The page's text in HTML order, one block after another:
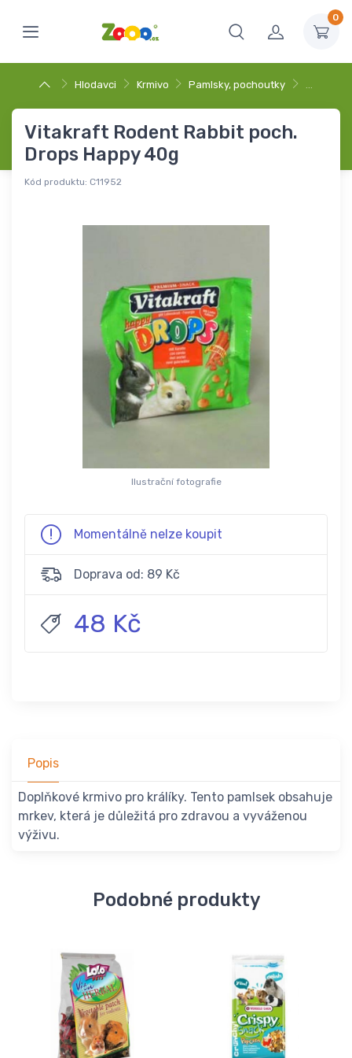
0
Hlodavci Krmivo Pamlsky, pochoutky …
Vitakraft Rodent Rabbit poch.
Drops Happy 40g
Kód produktu: C11952
Ilustrační fotografie
Momentálně nelze koupit
Doprava od: 89 Kč
48 Kč
Popis
Doplňkové krmivo pro králíky. Tento pamlsek obsahuje
mrkev, která je důležitá pro zdravou a vyváženou
výživu.
Podobné produkty